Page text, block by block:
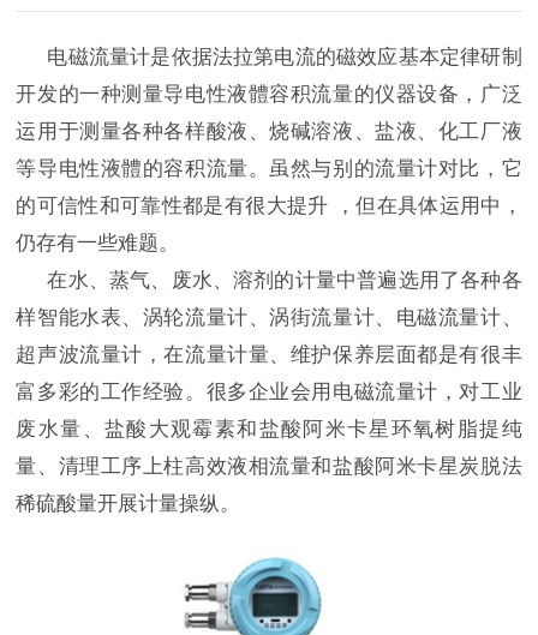
电磁流量计是依据法拉第电流的磁效应基本定律研制
开发的一种测量导电性液體容积流量的仪器设备，广泛
运用于测量各种各样酸液、烧碱溶液、盐液、化工厂液
等导电性液體的容积流量。虽然与别的流量计对比，它
的可信性和可靠性都是有很大提升 ，但在具体运用中，
仍存有一些难题。
在水、蒸气、废水、溶剂的计量中普遍选用了各种各
样智能水表、涡轮流量计、涡街流量计、电磁流量计、
超声波流量计，在流量计量、维护保养层面都是有很丰
富多彩的工作经验。很多企业会用电磁流量计，对工业
废水量、盐酸大观霉素和盐酸阿米卡星环氧树脂提纯
量、清理工序上柱高效液相流量和盐酸阿米卡星炭脱法
稀硫酸量开展计量操纵。